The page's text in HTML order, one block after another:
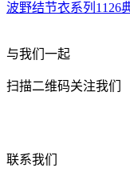
波野结节衣系列1126
与我们一起
扫描二维码关注我们
联系我们